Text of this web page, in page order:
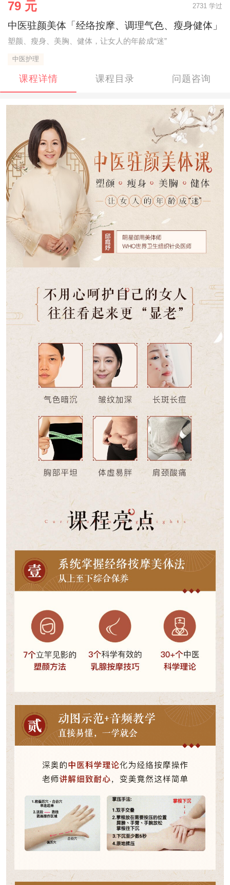
79 元 2731 学过
中医驻颜美体「经络按摩、调理气色、瘦身健体」
塑颜、瘦身、美胸、健体，让女人的年龄成“迷”
中医护理
课程详情 课程目录 问题咨询